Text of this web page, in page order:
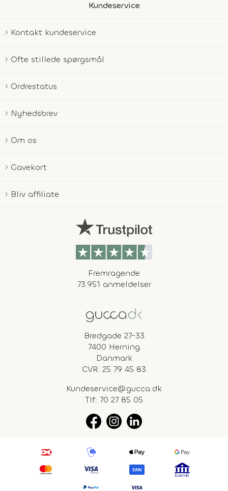
Kundeservice
Kontakt kundeservice
Ofte stillede spørgsmål
Ordrestatus
Nyhedsbrev
Om os
Gavekort
Bliv affiliate
Fremragende
73.951 anmeldelser
Bredgade 27-33
7400 Herning
Danmark
CVR: 25 79 45 83
Kundeservice@gucca.dk
Tlf: 70 27 85 05